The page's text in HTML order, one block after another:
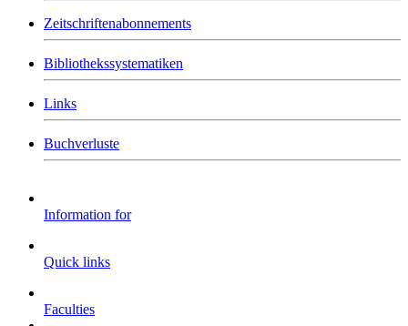
Zeitschriftenabonnements
Bibliothekssystematiken
Links
Buchverluste
Information for
Quick links
Faculties